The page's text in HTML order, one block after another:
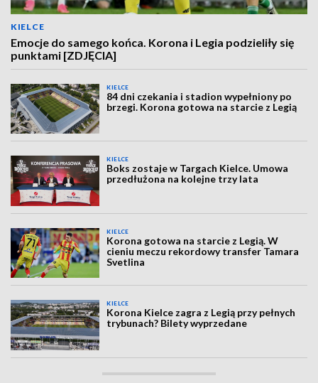
KIELCE
Emocje do samego końca. Korona i Legia podzieliły się
punktami [ZDJĘCIA]
KIELCE
84 dni czekania i stadion wypełniony po
brzegi. Korona gotowa na starcie z Legią
KIELCE
Boks zostaje w Targach Kielce. Umowa
przedłużona na kolejne trzy lata
KIELCE
Korona gotowa na starcie z Legią. W
cieniu meczu rekordowy transfer Tamara
Svetlina
KIELCE
Korona Kielce zagra z Legią przy pełnych
trybunach? Bilety wyprzedane